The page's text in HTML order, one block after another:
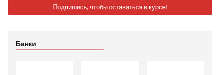
Подпишись, чтобы оставаться в курсе!
Банки